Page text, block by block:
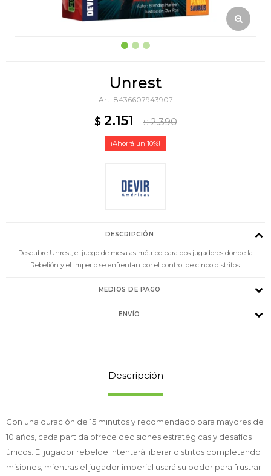
Unrest
8436607943907
$ 2.151 $ 2.390
10
DESCRIPCIÓN
Descubre Unrest, el juego de mesa asimétrico para dos jugadores donde la
Rebelión y el Imperio se enfrentan por el control de cinco distritos.
MEDIOS DE PAGO
ENVÍO
Descripción
Con una duración de 15 minutos y recomendado para mayores de
10 años, cada partida ofrece decisiones estratégicas y desafíos
únicos. El jugador rebelde intentará liberar distritos completando
misiones, mientras el jugador imperial usará su poder para frustrar